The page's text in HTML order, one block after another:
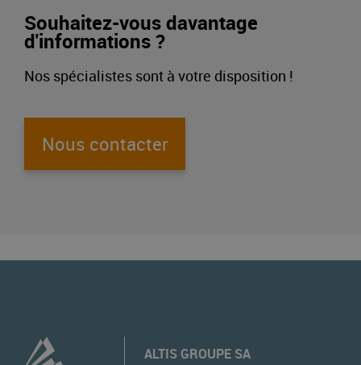
Souhaitez-vous davantage
d'informations ?
Nos spécialistes sont à votre disposition !
Nous contacter
ALTIS GROUPE SA